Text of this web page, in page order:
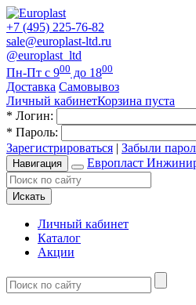
+7 (495) 225-76-82
sale@europlast-ltd.ru
@europlast_ltd
Пн-Пт с 900 до 1800
Доставка Самовывоз
Личный кабинетКорзина пуста
* Логин:
* Пароль:
Зарегистрироваться | Забыли
Навигация Европласт
Искать
Личный кабинет
Каталог
Акции